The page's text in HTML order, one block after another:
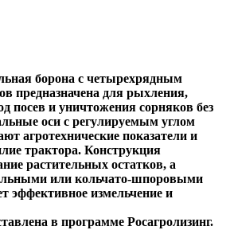
борона с четырехрядным
предназначена для рыхления,
посев и уничтожения сорняков без
оси с регулируемым углом
агротехнические показатели и
трактора. Конструкция
растительных остатков, а
или кольчато-шпоровыми
эффективное измельчение и
в программе Росагролизинг.